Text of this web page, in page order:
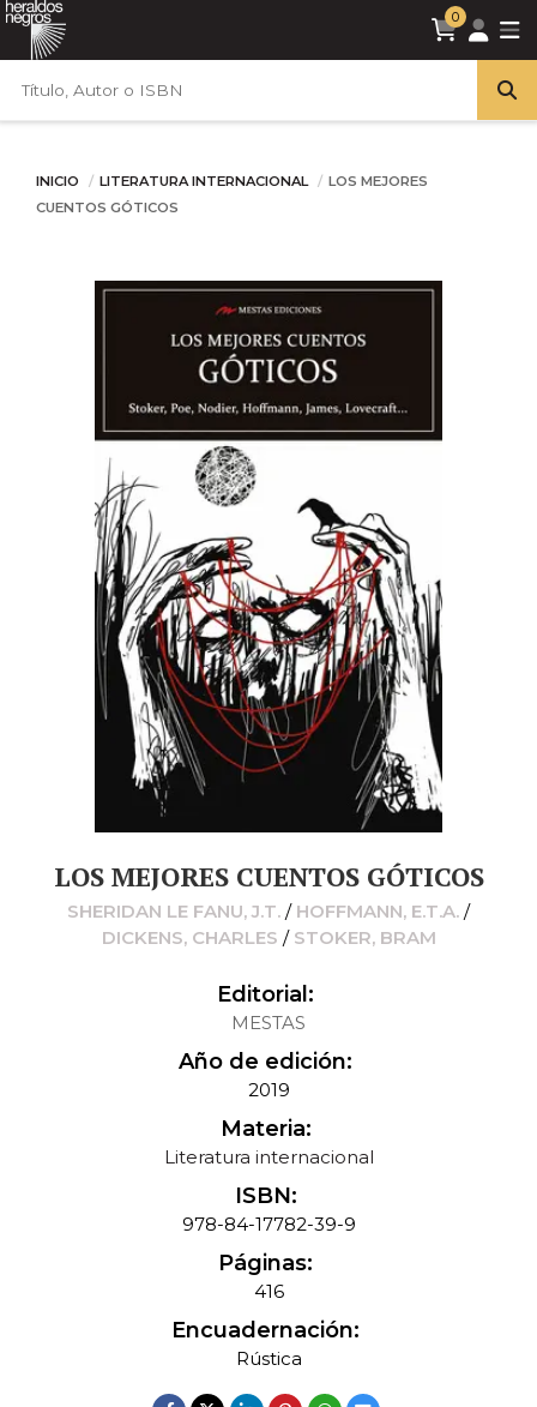
0
INICIO LITERATURA INTERNACIONAL
LOS MEJORES
CUENTOS GÓTICOS
LOS MEJORES CUENTOS GÓTICOS
SHERIDAN LE FANU, J.T. / HOFFMANN, E.T.A. /
DICKENS, CHARLES / STOKER, BRAM
Editorial:
MESTAS
Año de edición:
2019
Materia:
Literatura internacional
ISBN:
978-84-17782-39-9
Páginas:
416
Encuadernación:
Rústica